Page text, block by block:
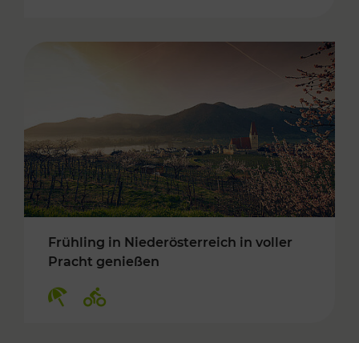
Frühling in Niederösterreich in voller
Pracht genießen